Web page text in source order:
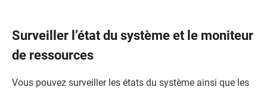
Surveiller l’état du système et le moniteur
de ressources
Vous pouvez surveiller les états du système ainsi que les